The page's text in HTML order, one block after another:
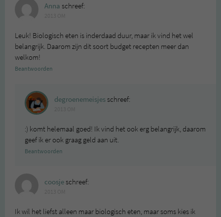
Anna schreef:
Leuk! Biologisch eten is inderdaad duur, maar ik vind het wel
belangrijk. Daarom zijn dit soort budget recepten meer dan
welkom!
Beantwoorden
degroenemeisjesschreef:
:) komt helemaal goed! Ik vind het ook erg belangrijk, daarom
geef ik er ook graag geld aan uit.
Beantwoorden
coosjeschreef:
Ik wil het liefst alleen maar biologisch eten, maar soms kies ik